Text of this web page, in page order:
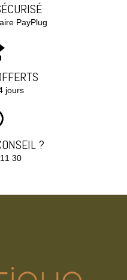
PayPlug
jours
?
30‬